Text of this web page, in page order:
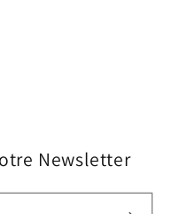
Newsletter